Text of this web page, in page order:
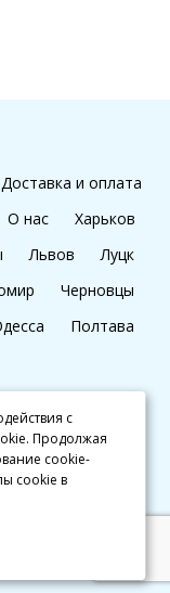
Доставка и оплата
О нас
Харьков
Львов
Луцк
Черновцы
Полтава
с
Продолжая
cookie-
cookie в